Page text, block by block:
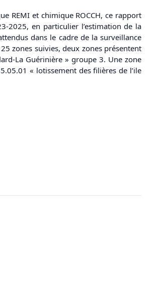
REMI et chimique ROCCH, ce rapport
2025, en particulier l’estimation de la
dans le cadre de la surveillance
zones suivies, deux zones présentent
La Guérinière » groupe 3. Une zone
« lotissement des filières de l’ile